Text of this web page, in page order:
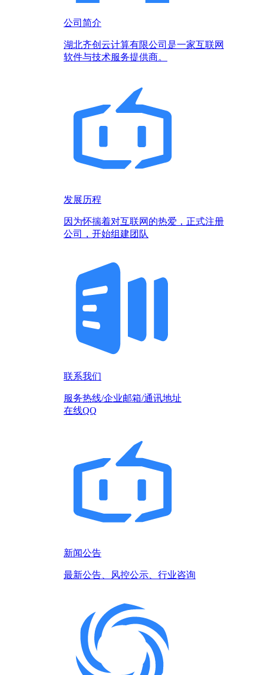
公司简介
湖北齐创云计算有限公司是一家互联网
软件与技术服务提供商。
发展历程
因为怀揣着对互联网的热爱，正式注册
公司，开始组建团队
联系我们
服务热线/企业邮箱/通讯地址
在线QQ
新闻公告
最新公告、风控公示、行业咨询